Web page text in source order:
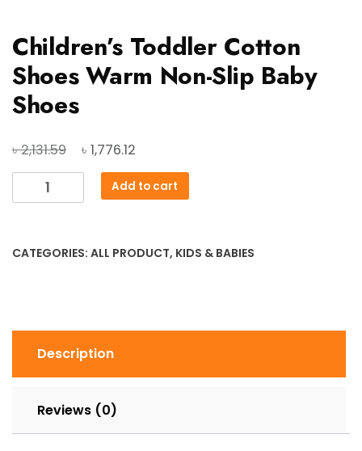
Children’s Toddler Cotton
Shoes Warm Non-Slip Baby
Shoes
৳2,131.59
Original
price
৳ 1,776.12
price
is:
Children's
Toddler
Warm
Shoes
quantity
Add to cart
CATEGORIES: ALL PRODUCT, KIDS & BABIES
Description
Reviews (0)